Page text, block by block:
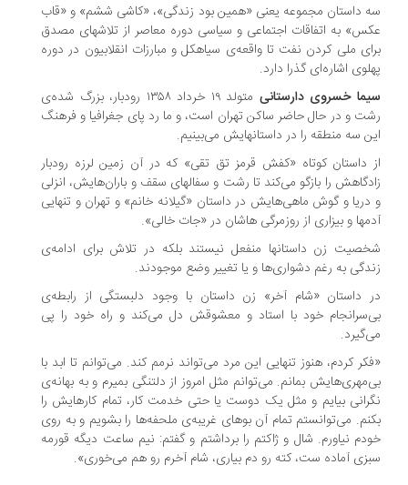
داستان مجموعه یعنی «همین بود زندگی»، «کاشی ششم» و «قاب
به اتفاقات اجتماعی و سیاسی دوره معاصر از تلاشهای مصدق
ملی کردن نفت تا واقعه‌ی سیاهکل و مبارزات انقلابیون در دوره
اشاره‌ای گذرا دارد.
خسروی دارستانی
متولد ۱۹ خرداد ۱۳۵۸ رودبار، بزرگ شده‌ی
و در حال حاضر ساکن تهران است، و ما رد پای جغرافیا و فرهنگ
سه منطقه را در داستانهایش می‌بینیم.
داستان کوتاه «کفش قرمز تق تقی» که در آن زمین لرزه رودبار
را بازگو می‌کند تا رشت و سفالهای سقف و باران‌هایش، انزلی
و گوش ماهی‌هایش در داستان «گیلانه خانم» و تهران و تنهایی
و بیزاری از روزمرگی هاشان در «جات خالی».
زن داستانها منفعل نیستند بلکه در تلاش برای ادامه‌ی
به رغم دشواری‌ها و یا تغییر وضع موجودند.
داستان «شام آخر» زن داستان با وجود دلبستگی از رابطه‌ی
خود با استاد و معشوقش دل می‌کند و راه خود را پی
کردم، هنوز تنهایی این مرد می‌تواند نرمم کند. می‌توانم تا ابد با
بمانم. می‌توانم مثل امروز از دلتنگی بمیرم و به بهانه‌ی
بیایم و مثل یک دوست یا حتی خدمت کار، تمام کارهایش را
می‌توانستم تمام آن بوهای غریبه‌ی ملحفه‌ها را بشویم و به روی
نیاورم. شال و ژاکتم را برداشتم و گفتم: نیم ساعت دیگه قورمه
آماده ست، کته رو دم بیاری، شام آخرم رو هم می‌خوری».